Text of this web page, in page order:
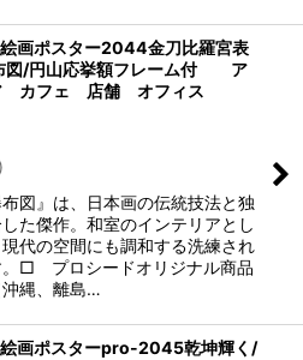
画ポスター2044金刀比羅宮表
図/円山応挙額フレーム付 ア
カフェ 店舗 オフィス
)
図』は、日本画の伝統技法と独
た傑作。和室のインテリアとし
代の空間にも調和する洗練され
。□ プロシードオリジナル商品
縄、離島…
画ポスターpro-2045乾坤輝く/